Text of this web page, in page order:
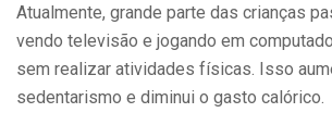
Atualmente, grande parte das crianças
vendo televisão e jogando em
sem realizar atividades físicas. Isso
sedentarismo e diminui o gasto calórico.